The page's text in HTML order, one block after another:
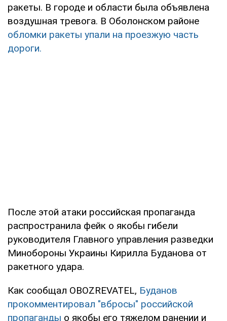
ракеты. В городе и области была объявлена
воздушная тревога. В Оболонском районе
обломки ракеты упали на проезжую часть
дороги.
После этой атаки российская пропаганда
распространила фейк о якобы гибели
руководителя Главного управления разведки
Минобороны Украины Кирилла Буданова от
ракетного удара.
Как сообщал OBOZREVATEL, Буданов
прокомментировал "вбросы" российской
пропаганды о якобы его тяжелом ранении и